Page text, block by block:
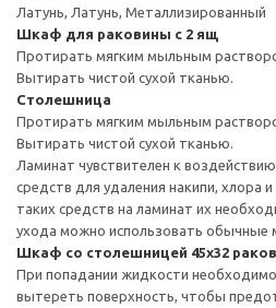
Латунь, Латунь, Металлизированный
Шкаф для раковины с 2 ящ
Протирать мягким мыльным
Вытирать чистой сухой тканью.
Столешница
Протирать мягким мыльным
Вытирать чистой сухой тканью.
Ламинат чувствителен к
средств для удаления накипи, хлора
таких средств на ламинат их
ухода можно использовать обычные
Шкаф со столешницей 45x32
При попадании жидкости
вытереть поверхность, чтобы